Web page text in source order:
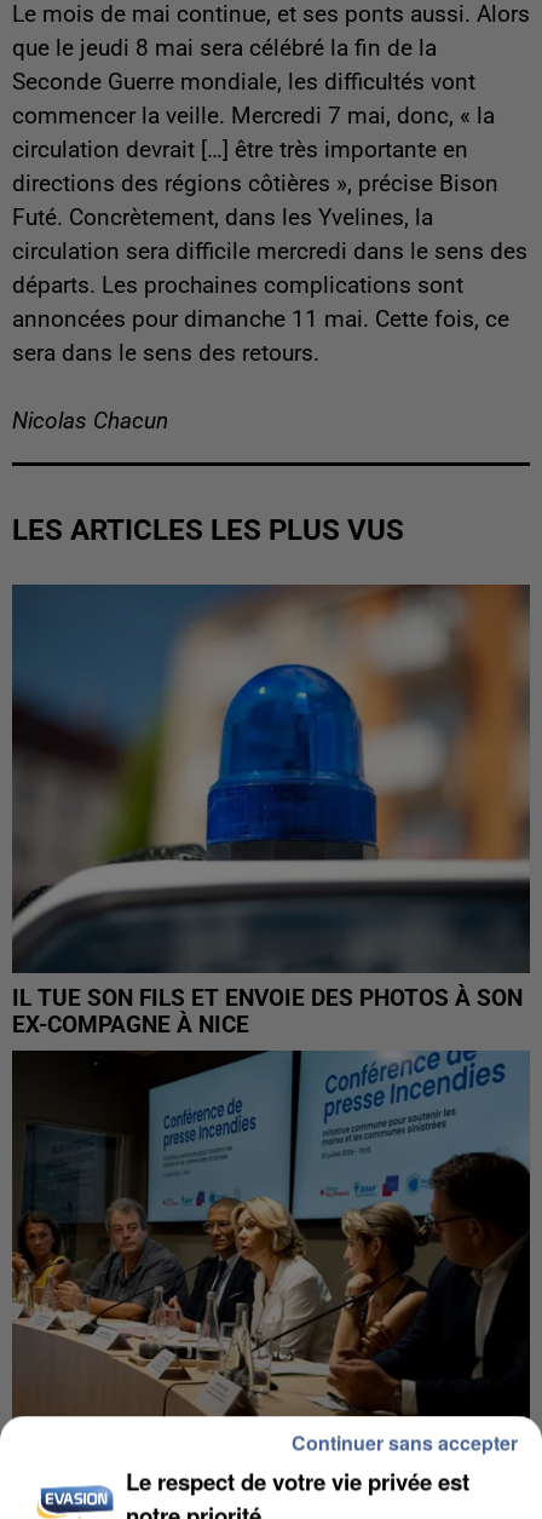
Le mois de mai continue, et ses ponts aussi. Alors
que le jeudi 8 mai sera célébré la fin de la
Seconde Guerre mondiale, les difficultés vont
commencer la veille. Mercredi 7 mai, donc, « la
circulation devrait […] être très importante en
directions des régions côtières », précise Bison
Futé. Concrètement, dans les Yvelines, la
circulation sera difficile mercredi dans le sens des
départs. Les prochaines complications sont
annoncées pour dimanche 11 mai. Cette fois, ce
sera dans le sens des retours.
Nicolas Chacun
LES ARTICLES LES PLUS VUS
IL TUE SON FILS ET ENVOIE DES PHOTOS À SON
EX-COMPAGNE À NICE
DE SOLIDARITÉ AVEC LES...
Le respect de votre vie privée est
Continuer sans accepter